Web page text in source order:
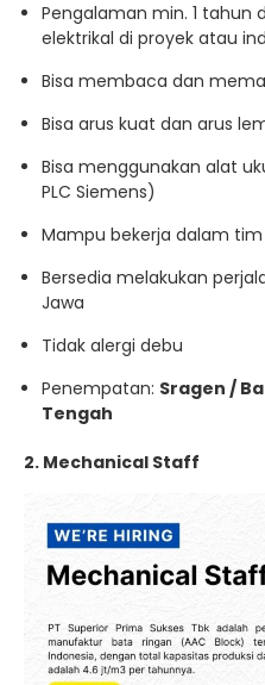
Pengalaman min. 1 tahun
elektrikal di proyek atau
Bisa membaca dan
Bisa arus kuat dan arus
Bisa menggunakan alat
PLC Siemens)
Mampu bekerja dalam tim
Bersedia melakukan
Jawa
Tidak alergi debu
Penempatan: Sragen /
Tengah
2. Mechanical Staff